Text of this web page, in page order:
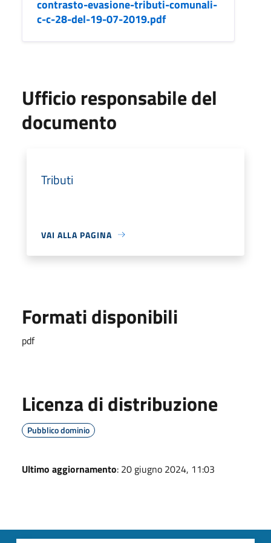
contrasto-evasione-tributi-comunali-
c-c-28-del-19-07-2019.pdf
Ufficio responsabile del
documento
Tributi
VAI ALLA PAGINA
Formati disponibili
pdf
Licenza di distribuzione
Pubblico dominio
Ultimo aggiornamento: 20 giugno 2024, 11:03